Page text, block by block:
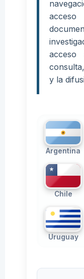
acceso
y la
Argentina
Chile
Uruguay